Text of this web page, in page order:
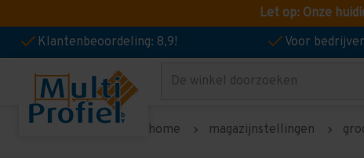
Let op: Onze
Klantenbeoordeling: 8,9!
Voor
Zoeken
home magazijnstellingen